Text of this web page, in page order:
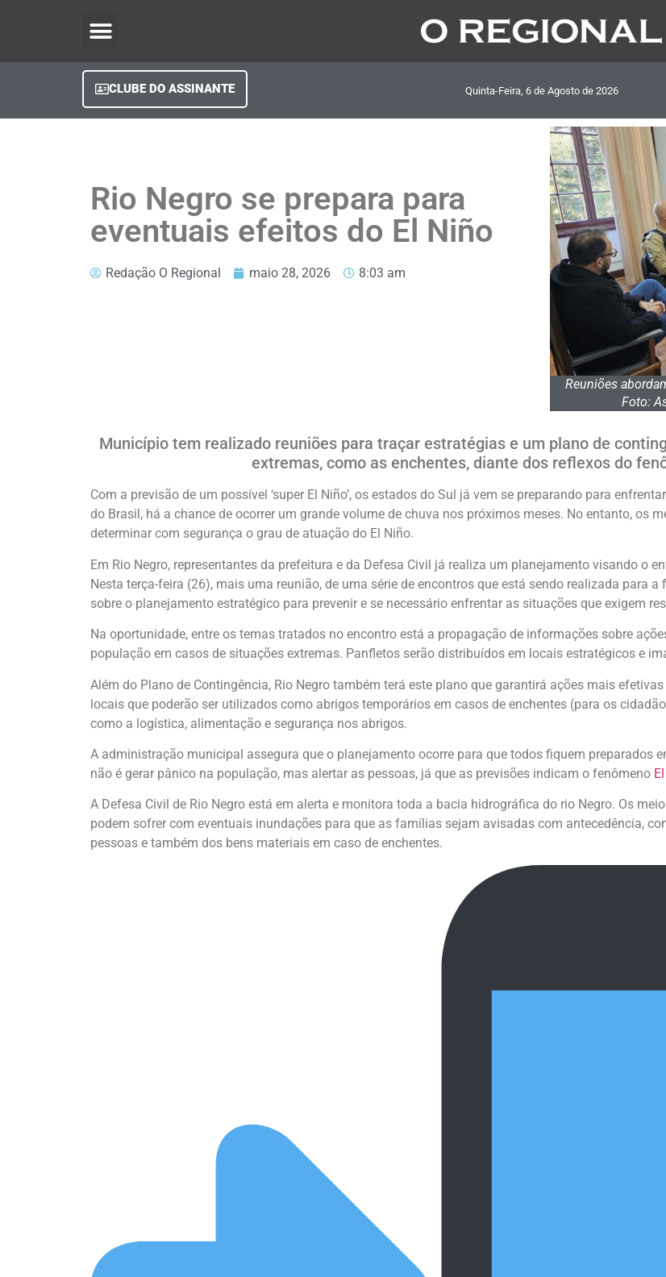
CLUBE DO ASSINANTE Quinta-Feira, 6 de Agosto de 2026
Rio Negro se prepara para
eventuais efeitos do El Niño
Redação O Regional maio 28, 2026 8:03 am
Reuniões
Foto:
Município tem realizado reuniões para traçar estratégias e um plano de
extremas, como as enchentes, diante dos reflexos do
Com a previsão de um possível ‘super El Niño’, os estados do Sul já vem se preparando para
do Brasil, há a chance de ocorrer um grande volume de chuva nos próximos meses. No entanto, os
determinar com segurança o grau de atuação do El Niño.
Em Rio Negro, representantes da prefeitura e da Defesa Civil já realiza um planejamento visando o
Nesta terça-feira (26), mais uma reunião, de uma série de encontros que está sendo realizada para
sobre o planejamento estratégico para prevenir e se necessário enfrentar as situações que exigem
Na oportunidade, entre os temas tratados no encontro está a propagação de informações sobre
população em casos de situações extremas. Panfletos serão distribuídos em locais estratégicos e
Além do Plano de Contingência, Rio Negro também terá este plano que garantirá ações mais
locais que poderão ser utilizados como abrigos temporários em casos de enchentes (para os
como a logística, alimentação e segurança nos abrigos.
A administração municipal assegura que o planejamento ocorre para que todos fiquem preparados
não é gerar pânico na população, mas alertar as pessoas, já que as previsões indicam o fenômeno
A Defesa Civil de Rio Negro está em alerta e monitora toda a bacia hidrográfica do rio Negro. Os
podem sofrer com eventuais inundações para que as famílias sejam avisadas com antecedência,
pessoas e também dos bens materiais em caso de enchentes.